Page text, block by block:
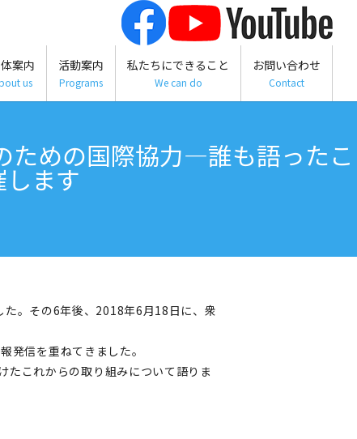
案内
us
活動案内
Programs
私たちにできること
We can do
お問い合わせ
Contact
ための国際協力―誰も語ったこ
ます
。その6年後、2018年6月18日に、衆
発信を重ねてきました。
これからの取り組みについて語りま